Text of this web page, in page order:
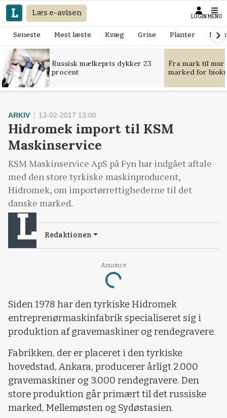
Læs e-avisen LOGIN MENU
Seneste Mest læste Kvæg Grise Planter
Russisk mælkepris dykker 23
procent
Fra mark til
marked for
Annonce
Loading...
ARKIV 13-02-2017 13:00
Hidromek import til KSM
Maskinservice
KSM Maskinservice ApS på Fyn har indgået aftale
med den store tyrkiske maskinproducent,
Hidromek, om importørrettighederne til det
danske marked.
Redaktionen
Siden 1978 har den tyrkiske Hidromek
entreprenørmaskinfabrik specialiseret sig i
produktion af gravemaskiner og rendegravere.
Fabrikken, der er placeret i den tyrkiske
hovedstad, Ankara, producerer årligt 2.000
gravemaskiner og 3.000 rendegravere. Den
store produktion går primært til det russiske
marked, Mellemøsten og Sydøstasien.